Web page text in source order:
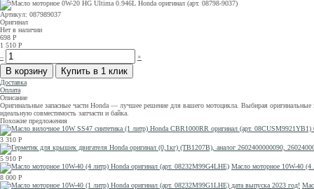
Артикул: 087989037
Оригинал
Нет в наличии
698 Р
1 510 Р
–
+
Доставка
Оплата
Описание
Оригинальные запасные части Honda — лучшее решение для вашего мотоцикла. Выбирая оригинальные
идеальную совместимость запчасти и байка.
Похожие предложения
3 310 Р
5 910 Р
Масло моторное 10W-40 (4
8 000 Р